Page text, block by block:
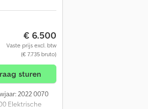
€ 6.500
Vaste prijs excl. btw
(€ 7.735 bruto)
sturen
2022 0070
Elektrische